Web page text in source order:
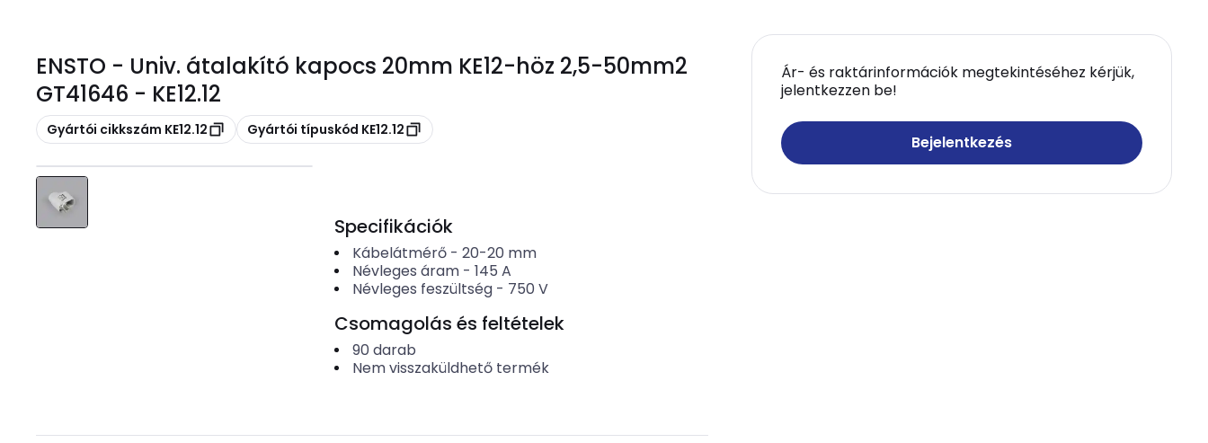
ENSTO - Univ. átalakító kapocs 20mm KE12-höz 2,5-50mm2
GT41646 - KE12.12
Másolás
Gyártói cikkszám KE12.12 Másolás
Gyártói típuskód KE12.12
Ár- és raktárinformációk megtekintéséhez kérjük,
jelentkezzen be!
Bejelentkezés
Specifikációk
Kábelátmérő- 20-20 mm
Névleges áram- 145 A
Névleges feszültség- 750 V
Csomagolás és feltételek
90 darab
Nem visszaküldhető termék